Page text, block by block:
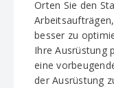
Orten Sie den
besser zu
Ihre Ausrüstung
eine
der Ausrüstung